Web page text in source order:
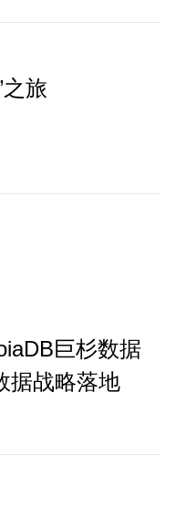
旅
巨杉数据
据战略落地